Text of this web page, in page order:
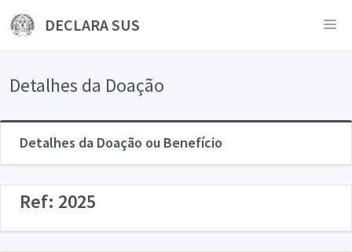
DECLARA SUS
Detalhes da Doação
Detalhes da Doação ou Benefício
Ref: 2025